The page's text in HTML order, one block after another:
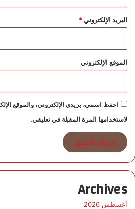
ل
ا
ل
ب
ع
ا
ا
ب
ع
ن
2
0
2
البريد الإلكتروني*
الموقع الإلكتروني
احفظ اسمي، بريدي الإلكتروني، والموقع
لاستخدامها المرة المقبلة في تعليقي.
Archives
أغسطس 2026